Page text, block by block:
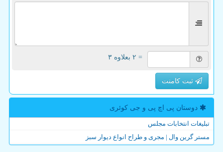
= ۲ بعلاوه ۳
ثبت کامنت
دوستان پی اچ پی و جی كوئری
تبلیغات انتخابات مجلس
مستر گرین وال | مجری و طراح انواع دیوار سبز